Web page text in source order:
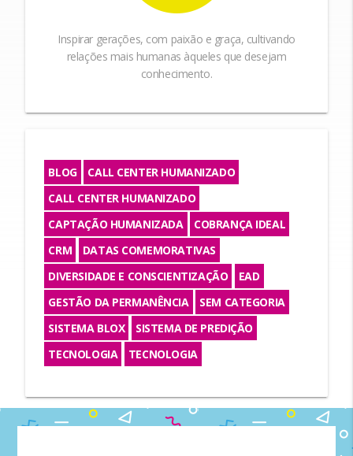
Inspirar gerações, com paixão e graça, cultivando
relações mais humanas àqueles que desejam
conhecimento.
BLOG
CALL CENTER HUMANIZADO
CALL CENTER HUMANIZADO
CAPTAÇÃO HUMANIZADA
COBRANÇA IDEAL
CRM
DATAS COMEMORATIVAS
DIVERSIDADE E CONSCIENTIZAÇÃO
EAD
GESTÃO DA PERMANÊNCIA
SEM CATEGORIA
SISTEMA BLOX
SISTEMA DE PREDIÇÃO
TECNOLOGIA
TECNOLOGIA